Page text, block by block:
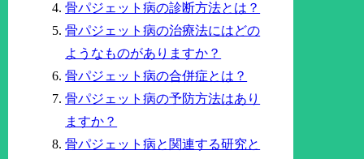
骨パジェット病の診断方法とは？
骨パジェット病の治療法にはどの
ようなものがありますか？
骨パジェット病の合併症とは？
骨パジェット病の予防方法はあり
ますか？
骨パジェット病と関連する研究と